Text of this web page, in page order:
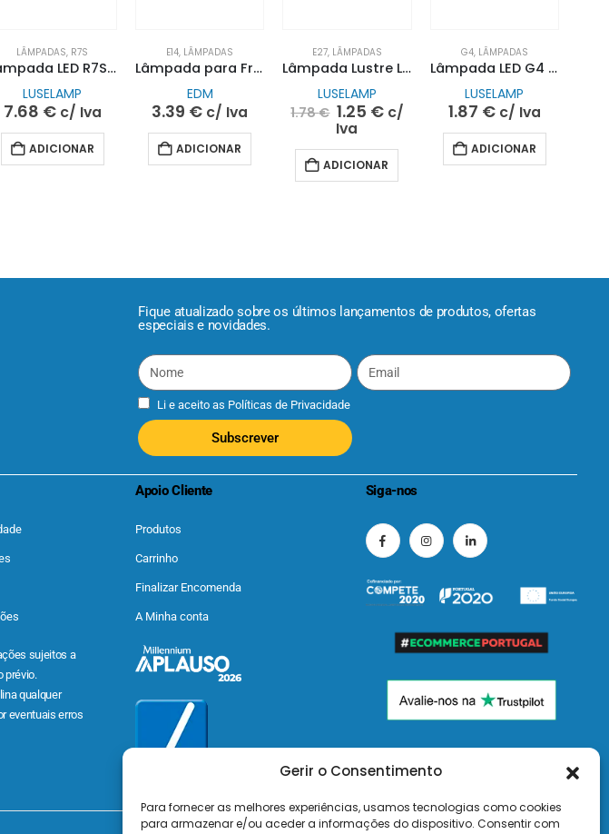
Gerir o Consentimento
Para fornecer as melhores experiências, usamos tecnologias como cookies
para armazenar e/ou aceder a informações do dispositivo. Consentir com
LÂMPADAS, R7S
Lâmpada LED R7S 230V COB 10W 6K Vidro 118mm
LUSELAMP
7.68 € c/ Iva
ADICIONAR
E14, LÂMPADAS
Lâmpada para Frigorífico LED E14 3W| EDM
EDM
3.39 € c/ Iva
ADICIONAR
E27, LÂMPADAS
Lâmpada Lustre LED E27 G45 1W Branca
LUSELAMP
1.78€ 1.25 € c/
Iva
ADICIONAR
G4, LÂMPADAS
Lâmpada LED G4 230V 1.2W 6K
LUSELAMP
1.87 € c/ Iva
ADICIONAR
Fique atualizado sobre os últimos lançamentos de produtos, ofertas
especiais e novidades.
Li e aceito as Políticas de Privacidade
Subscrever
sujeitos a
prévio.
qualquer
eventuais erros
Apoio Cliente
Produtos
Carrinho
Finalizar Encomenda
A Minha conta
Siga-nos